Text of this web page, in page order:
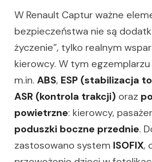
W Renault Captur ważne
bezpieczeństwa nie są
życzenie”, tylko realnym
kierowcy. W tym
m.in. ABS, ESP (stabilizacja
ASR (kontrola trakcji) oraz
powietrzne: kierowcy,
poduszki boczne przednie.
zastosowano system ISOFIX,